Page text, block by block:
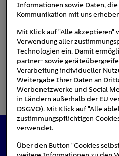
Das könnte Sie auch
Informationen sowie Daten,
Kommunikation mit uns
Mit Klick auf "Alle akzeptieren"
Verwendung aller
Technologien ein. Damit
partner- sowie
Verarbeitung individueller
Weitergabe Ihrer Daten an
Werbenetzwerke und Social
in Ländern außerhalb der EU
DSGVO). Mit Klick auf "Alle
zustimmungspflichtigen
verwendet.
Über den Button "Cookies